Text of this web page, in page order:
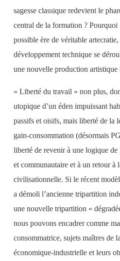
sagesse classique redevient le
central de la formation ? Pourquoi
possible ère de véritable
développement technique se
une nouvelle production artistique
« Liberté du travail » non plus,
utopique d’un éden impuissant
passifs et oisifs, mais liberté de la
gain-consommation (désormais
liberté de revenir à une logique
et communautaire et à un retour à
civilisationnelle. Si le récent
a démoli l’ancienne tripartition
une nouvelle tripartition «
nous pouvons encadrer comme
consommatrice, sujets maîtres de
économique-industrielle et leurs